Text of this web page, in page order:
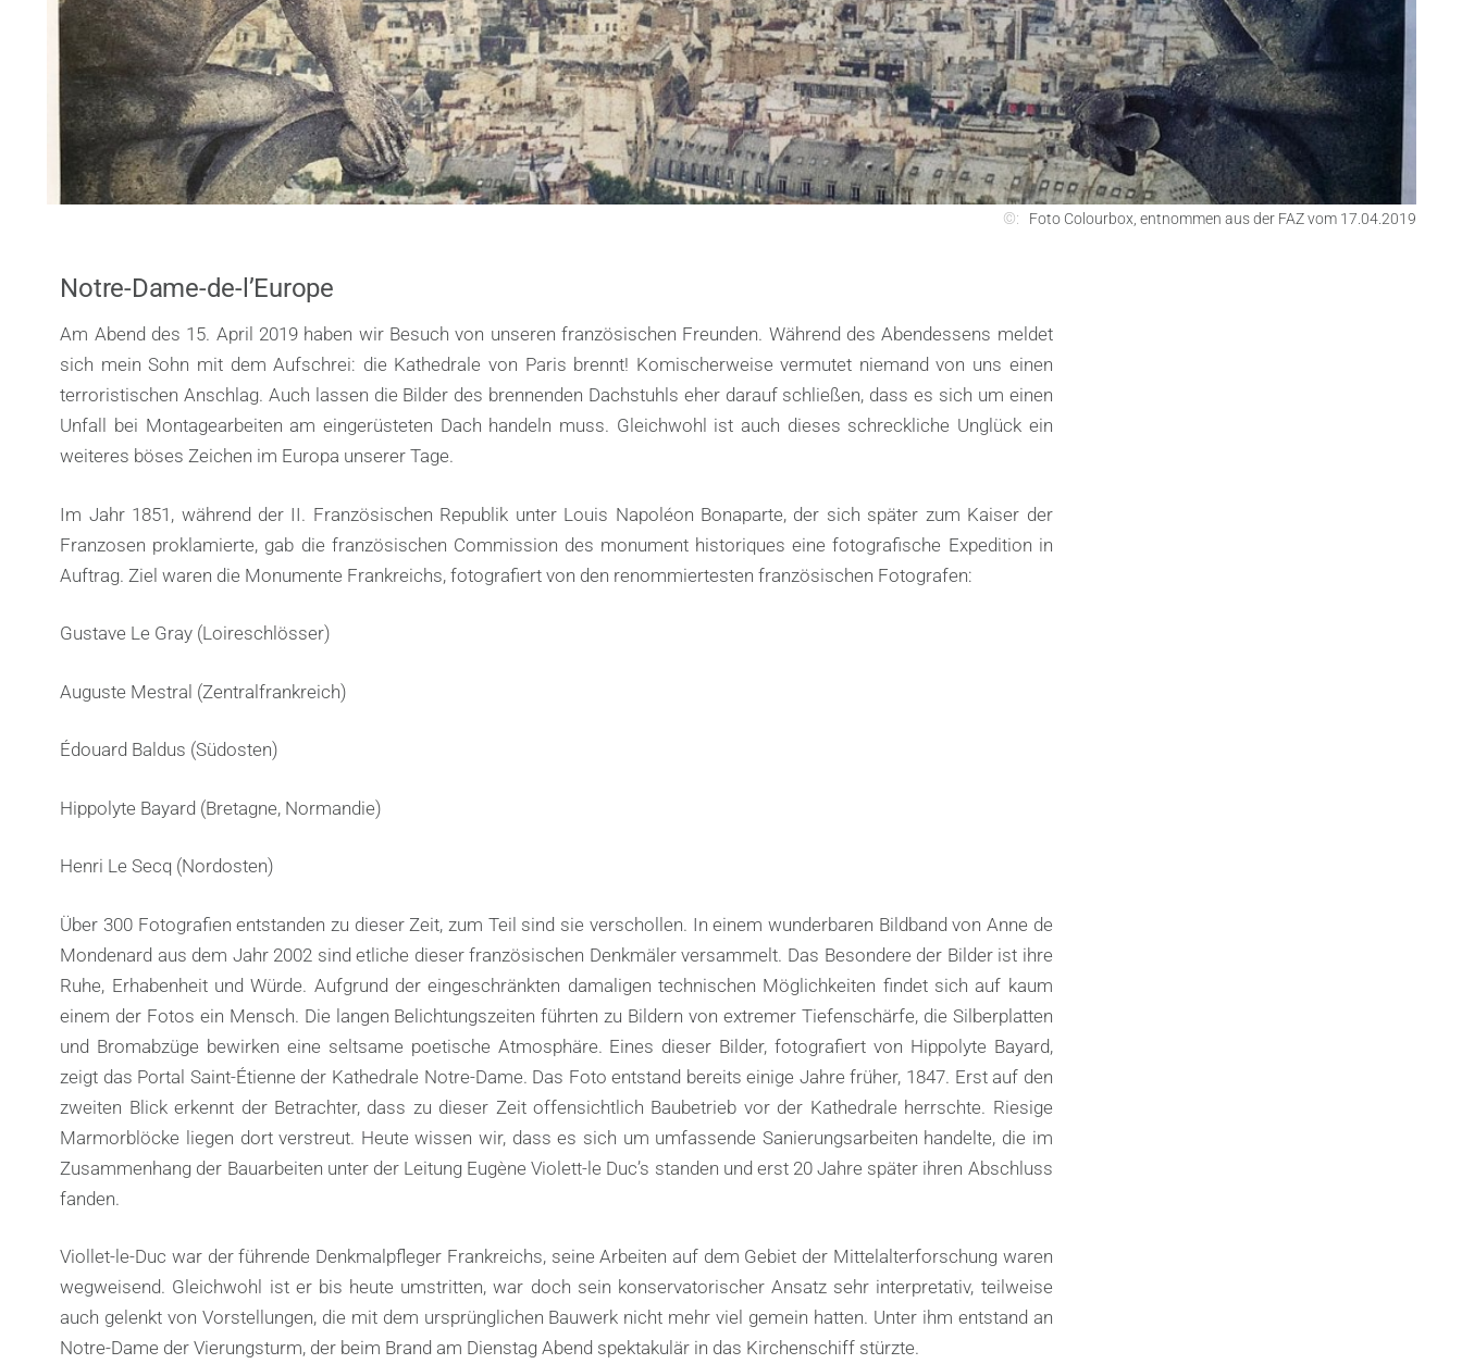
©: Foto Colourbox, entnommen aus der FAZ vom 17.04.2019
Notre-Dame-de-l’Europe
Am Abend des 15. April 2019 haben wir Besuch von unseren französischen Freunden. Während des Abendessens meldet
sich mein Sohn mit dem Aufschrei: die Kathedrale von Paris brennt! Komischerweise vermutet niemand von uns einen
terroristischen Anschlag. Auch lassen die Bilder des brennenden Dachstuhls eher darauf schließen, dass es sich um einen
Unfall bei Montagearbeiten am eingerüsteten Dach handeln muss. Gleichwohl ist auch dieses schreckliche Unglück ein
weiteres böses Zeichen im Europa unserer Tage.
Im Jahr 1851, während der II. Französischen Republik unter Louis Napoléon Bonaparte, der sich später zum Kaiser der
Franzosen proklamierte, gab die französischen Commission des monument historiques eine fotografische Expedition in
Auftrag. Ziel waren die Monumente Frankreichs, fotografiert von den renommiertesten französischen Fotografen:
Gustave Le Gray (Loireschlösser)
Auguste Mestral (Zentralfrankreich)
Édouard Baldus (Südosten)
Hippolyte Bayard (Bretagne, Normandie)
Henri Le Secq (Nordosten)
Über 300 Fotografien entstanden zu dieser Zeit, zum Teil sind sie verschollen. In einem wunderbaren Bildband von Anne de
Mondenard aus dem Jahr 2002 sind etliche dieser französischen Denkmäler versammelt. Das Besondere der Bilder ist ihre
Ruhe, Erhabenheit und Würde. Aufgrund der eingeschränkten damaligen technischen Möglichkeiten findet sich auf kaum
einem der Fotos ein Mensch. Die langen Belichtungszeiten führten zu Bildern von extremer Tiefenschärfe, die Silberplatten
und Bromabzüge bewirken eine seltsame poetische Atmosphäre. Eines dieser Bilder, fotografiert von Hippolyte Bayard,
zeigt das Portal Saint-Étienne der Kathedrale Notre-Dame. Das Foto entstand bereits einige Jahre früher, 1847. Erst auf den
zweiten Blick erkennt der Betrachter, dass zu dieser Zeit offensichtlich Baubetrieb vor der Kathedrale herrschte. Riesige
Marmorblöcke liegen dort verstreut. Heute wissen wir, dass es sich um umfassende Sanierungsarbeiten handelte, die im
Zusammenhang der Bauarbeiten unter der Leitung Eugène Violett-le Duc’s standen und erst 20 Jahre später ihren Abschluss
fanden.
Viollet-le-Duc war der führende Denkmalpfleger Frankreichs, seine Arbeiten auf dem Gebiet der Mittelalterforschung waren
wegweisend. Gleichwohl ist er bis heute umstritten, war doch sein konservatorischer Ansatz sehr interpretativ, teilweise
auch gelenkt von Vorstellungen, die mit dem ursprünglichen Bauwerk nicht mehr viel gemein hatten. Unter ihm entstand an
Notre-Dame der Vierungsturm, der beim Brand am Dienstag Abend spektakulär in das Kirchenschiff stürzte.